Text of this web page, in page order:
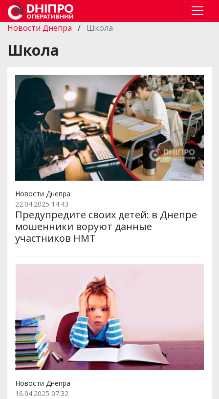
Новости Днепра / Школа
Школа
Новости Днепра
22.04.2025 14:43
Предупредите своих детей: в Днепре
мошенники воруют данные
участников НМТ
Новости Днепра
16.04.2025 07:32